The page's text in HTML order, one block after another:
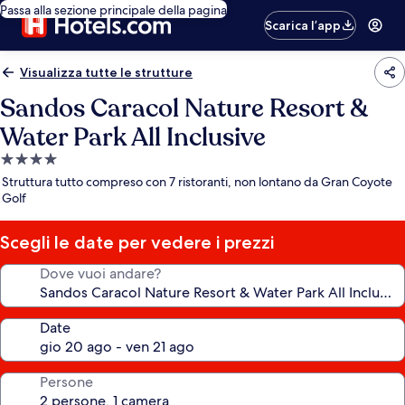
Passa alla sezione principale della pagina
Scarica l’app
Visualizza tutte le strutture
Sandos Caracol Nature Resort &
Water Park All Inclusive
Struttura
a
4.0
stelle
Struttura tutto compreso con 7 ristoranti, non lontano da Gran Coyote
Golf
Scegli le date per vedere i prezzi
Dove vuoi andare?
Date
Persone